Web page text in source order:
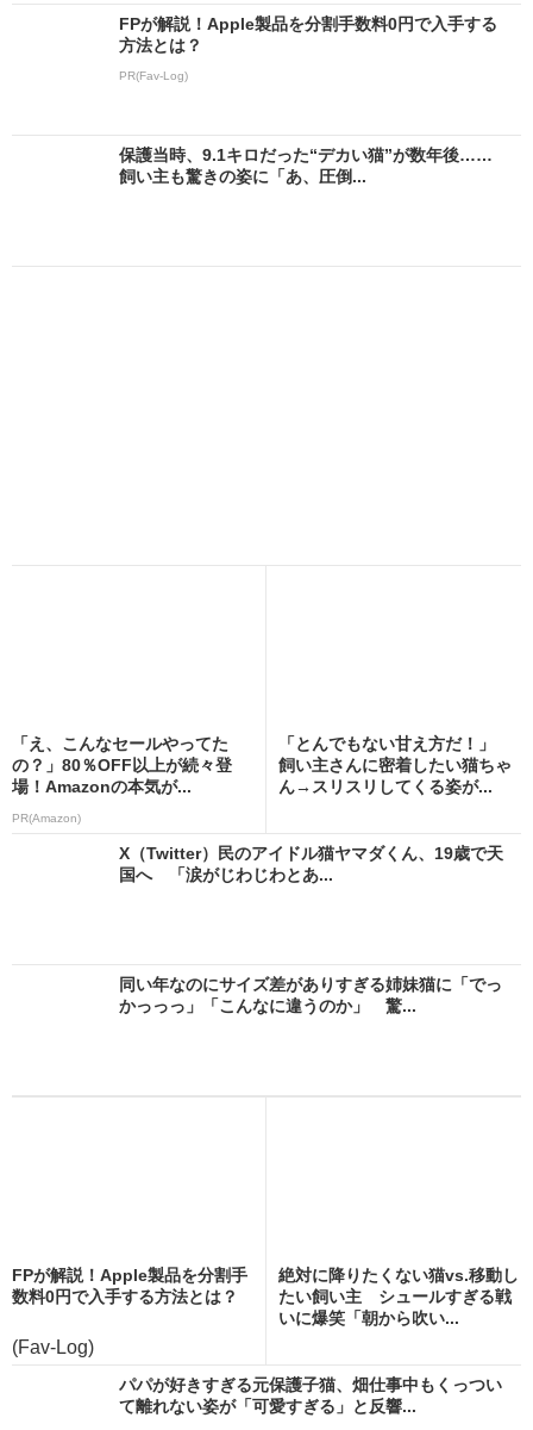
FPが解説！Apple製品を分割手数料0円で入手する
方法とは？
PR(Fav-Log)
保護当時、9.1キロだった“デカい猫”が数年後……
飼い主も驚きの姿に「あ、圧倒...
「え、こんなセールやってた
の？」80％OFF以上が続々登
場！Amazonの本気が...
PR(Amazon)
「とんでもない甘え方だ！」
飼い主さんに密着したい猫ちゃ
ん→スリスリしてくる姿が...
X（Twitter）民のアイドル猫ヤマダくん、19歳で天
国へ 「涙がじわじわとあ...
同い年なのにサイズ差がありすぎる姉妹猫に「でっ
かっっっ」「こんなに違うのか」 驚...
FPが解説！Apple製品を分割手
数料0円で入手する方法とは？
(Fav-Log)
絶対に降りたくない猫vs.移動し
たい飼い主 シュールすぎる戦
いに爆笑「朝から吹い...
パパが好きすぎる元保護子猫、畑仕事中もくっつい
て離れない姿が「可愛すぎる」と反響...